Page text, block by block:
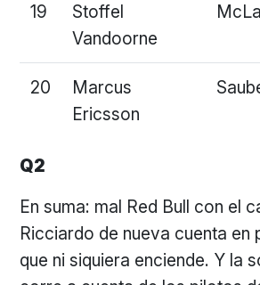
19
Stoffel
Vandoorne
20
Marcus
Ericsson
Q2
En suma: mal Red Bull con el
Ricciardo de nueva cuenta en
que ni siquiera enciende. Y la